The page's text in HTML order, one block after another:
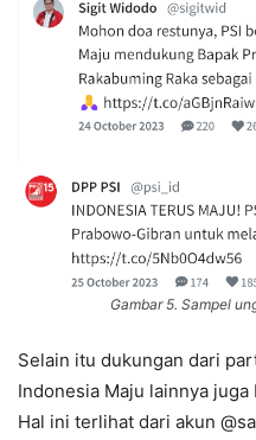
Gambar 5. Sampel
Selain itu dukungan dari
Indonesia Maju lainnya
Hal ini terlihat dari akun